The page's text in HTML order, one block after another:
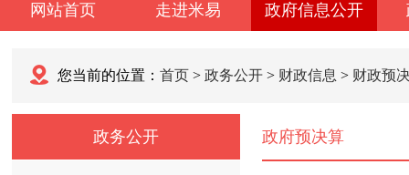
网站首页 走进米易 政府信息公开
您当前的位置： 首页 > 政务公开 > 财政信息 > 财政预
政务公开 政府预决算